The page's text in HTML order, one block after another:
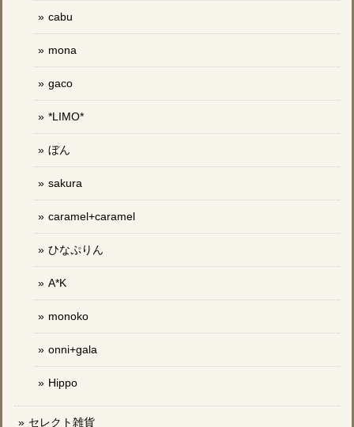
cabu
mona
gaco
*LIMO*
ぼん
sakura
caramel+caramel
ひなぷりん
A*K
monoko
onni+gala
Hippo
セレクト雑貨